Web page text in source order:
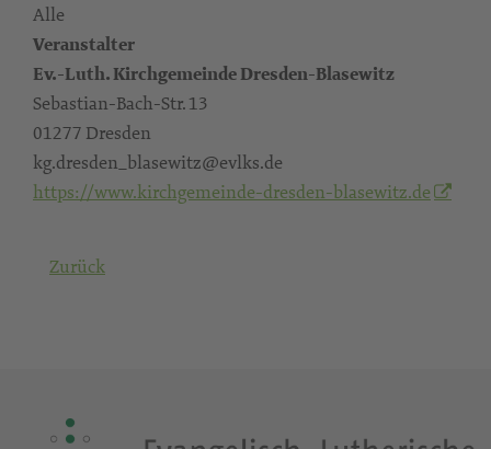
Alle
Veranstalter
Ev.-Luth. Kirchgemeinde Dresden-Blasewitz
Sebastian-Bach-Str. 13
01277 Dresden
kg.dresden_blasewitz@evlks.de
https://www.kirchgemeinde-dresden-blasewitz.de
Zurück